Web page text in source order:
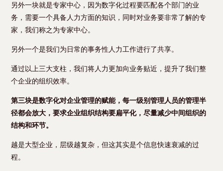
另外一块就是专家中心，因为数字化过程要匹配各个部门的业
务，需要一个具备人力方面的知识，同时对业务要非常了解的专
家，我们称之为专家中心。
另外一个是我们为日常的事务性人力工作进行了共享。
通过以上三大支柱，我们将人力更加向业务贴近，提升了我们整
个企业的组织效率。
第三块是数字化对企业管理的赋能，每一级别管理人员的管理半
径都会放大，要求企业组织结构要扁平化，尽量减少中间组织的
结构和环节。
越是大型企业，层级越复杂，但这其实是个信息快速衰减的过
程。